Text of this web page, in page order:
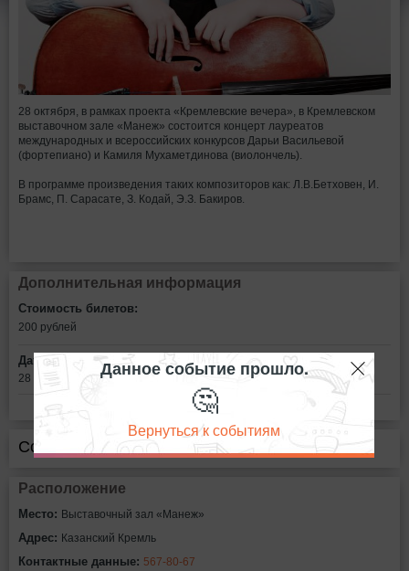
28 октября, в рамках проекта «Кремлевские вечера», в Кремлевском
выставочном зале «Манеж» состоится концерт лауреатов
международных и всероссийских конкурсов Дарьи Васильевой
(фортепиано) и Камиля Мухаметдинова (виолончель).
В программе произведения таких композиторов как: Л.В.Бетховен, И.
Брамс, П. Сарасате, З. Кодай, Э.З. Бакиров.
Дополнительная информация
Стоимость билетов:
200 рублей
Дата:
28 октября в 17:00
Сообщить об ошибке
Расположение
Место: Выставочный зал «Манеж»
Адрес: Казанский Кремль
Контактные данные: 567-80-67
Данное событие прошло.
🤔
Вернуться к событиям